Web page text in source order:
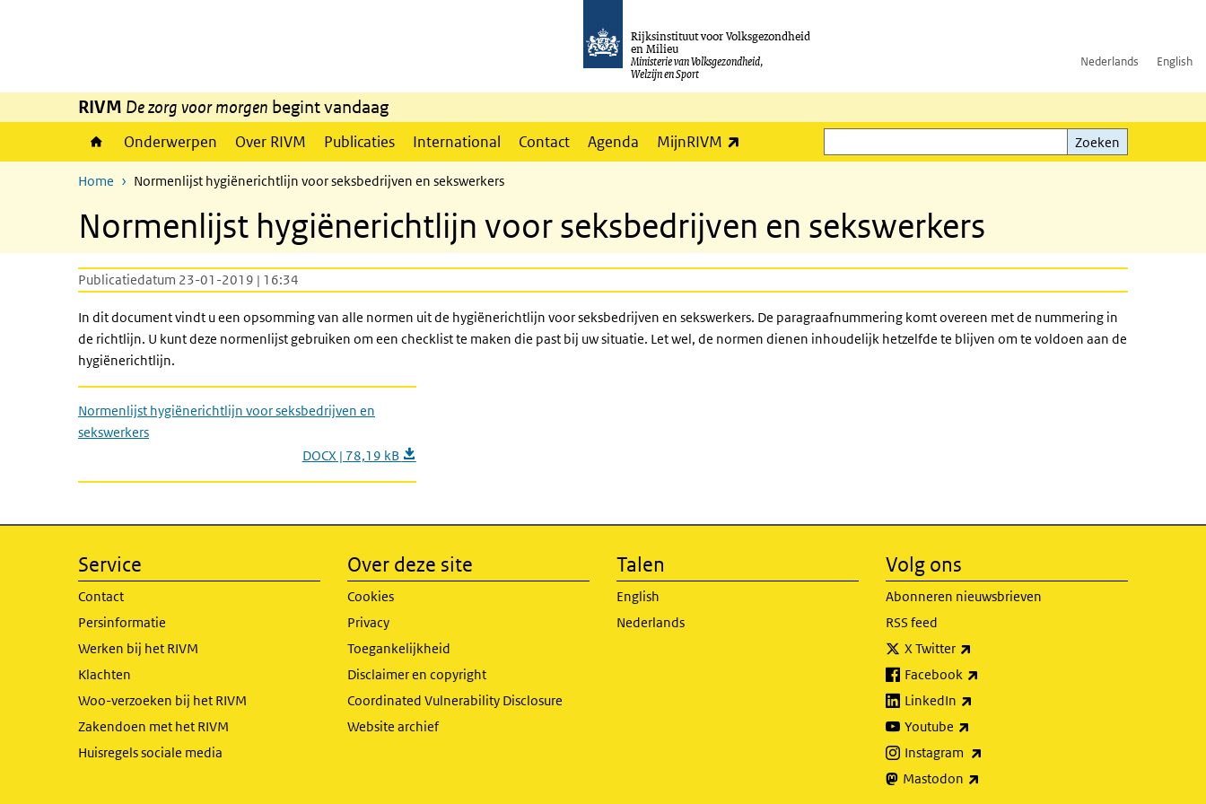
Rijksinstituut voor Volksgezondheid
en Milieu
Ministerie van Volksgezondheid,
Welzijn en Sport
Nederlands English
RIVM De zorg voor morgen begint vandaag
Onderwerpen Over RIVM Publicaties International Contact Agenda MijnRIVM
Zoeken
Zoeken
Home Normenlijst hygiënerichtlijn voor seksbedrijven en sekswerkers
Normenlijst hygiënerichtlijn voor seksbedrijven en sekswerkers
Publicatiedatum 23-01-2019 | 16:34
In dit document vindt u een opsomming van alle normen uit de hygiënerichtlijn voor seksbedrijven en sekswerkers. De paragraafnummering komt overeen met de nummering in
de richtlijn. U kunt deze normenlijst gebruiken om een checklist te maken die past bij uw situatie. Let wel, de normen dienen inhoudelijk hetzelfde te blijven om te voldoen aan de
hygiënerichtlijn.
Normenlijst hygiënerichtlijn voor seksbedrijven en
sekswerkers
DOCX | 78,19 kB
Service
Contact
Persinformatie
Werken bij het RIVM
Klachten
Woo-verzoeken bij het RIVM
Zakendoen met het RIVM
Huisregels sociale media
Over deze site
Cookies
Privacy
Toegankelijkheid
Disclaimer en copyright
Coordinated Vulnerability Disclosure
Website archief
Talen
English
Nederlands
Volg ons
Abonneren nieuwsbrieven
RSS feed
X Twitter
Facebook
LinkedIn
Youtube
Instagram
Mastodon